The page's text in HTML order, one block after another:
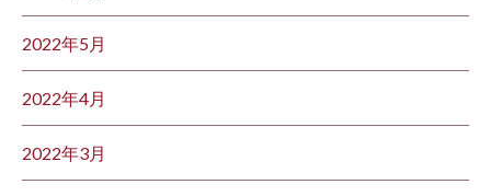
2022年5月
2022年4月
2022年3月